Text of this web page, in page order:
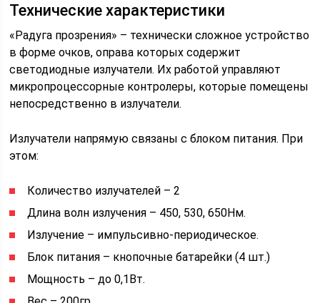
Технические характеристики
«Радуга прозрения» – технически сложное устройство
в форме очков, оправа которых содержит
светодиодные излучатели. Их работой управляют
микропроцессорные контролеры, которые помещены
непосредственно в излучатели.
Излучатели напрямую связаны с блоком питания. При
этом:
Количество излучателей – 2
Длина волн излучения – 450, 530, 650Нм.
Излучение – импульсивно-периодическое.
Блок питания – кнопочные батарейки (4 шт.)
Мощность – до 0,1Вт.